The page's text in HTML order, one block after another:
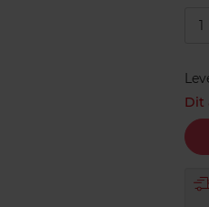
1
Dit